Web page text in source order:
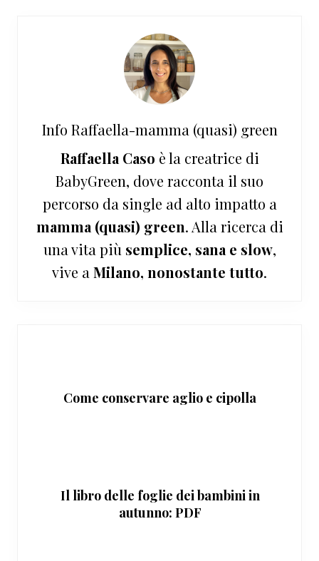
Info Raffaella-mamma (quasi) green
Raffaella Caso è la creatrice di
BabyGreen, dove racconta il suo
percorso da single ad alto impatto a
mamma (quasi) green. Alla ricerca di
una vita più semplice, sana e slow,
vive a Milano, nonostante tutto.
Come conservare aglio e cipolla
Il libro delle foglie dei bambini in
autunno: PDF